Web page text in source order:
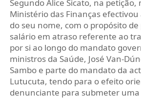
Segundo Alice Sicato, na petição,
Ministério das Finanças
do seu nome, com o propósito
salário em atraso referente ao
por si ao longo do mandato
ministros da Saúde, José Van-
Sambo e parte do mandato da
Lutucuta, tendo para o efeito
denunciante para submeter uma